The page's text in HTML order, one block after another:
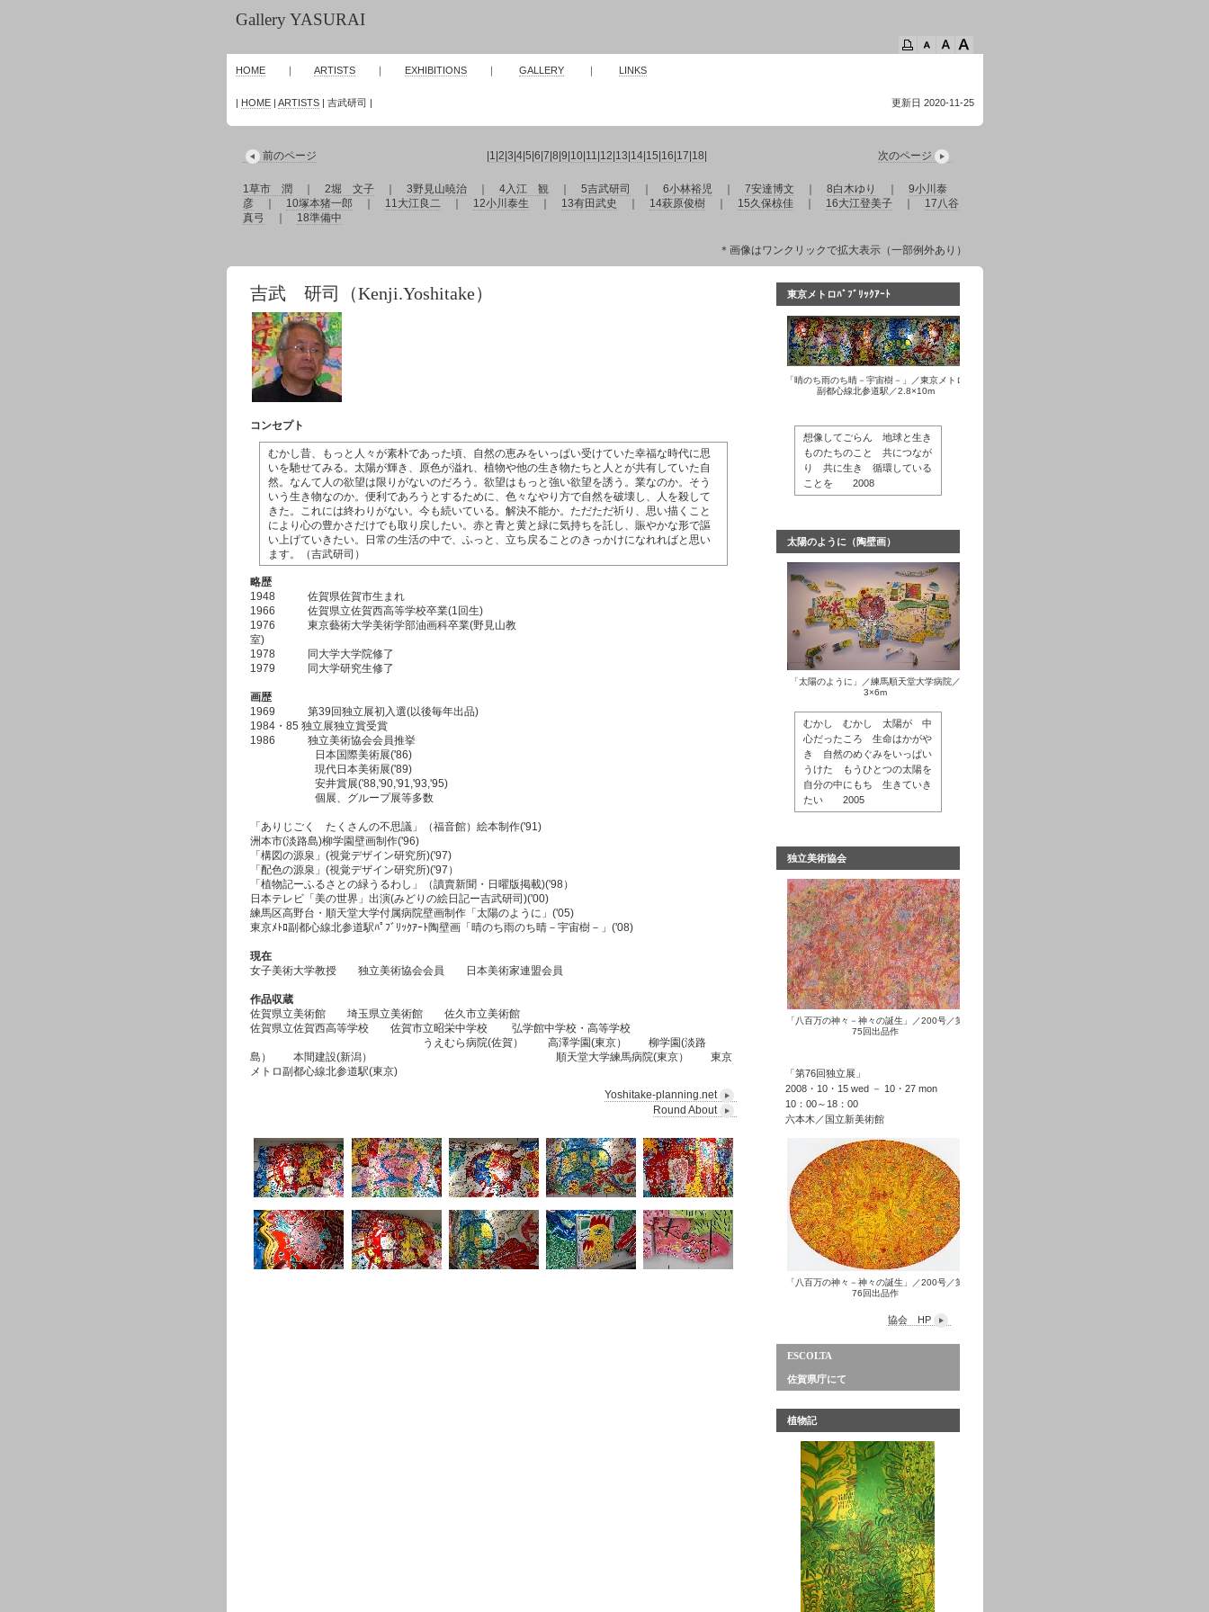
Gallery YASURAI
HOME｜ ARTISTS｜ EXHIBITIONS｜ GALLERY｜ LINKS
| HOME| ARTISTS| 吉武研司 | 更新日 2020-11-25
前のページ 1 |2 |3 |4 |5 |6 |7 |8 |9 10 11 12 13 14 15 16 17 18 次のページ
1草市 潤 2堀 文子｜ 3野見山暁治｜ 4入江 観｜ 5吉武研司 6小林裕児｜ 7安達博文 8白木ゆり
9小川泰
彦｜ 10塚本猪一郎 11大江良二｜ 12小川泰生 13有田武史 14萩原俊樹｜ 15久保椋佳｜ 16大江登美子｜
17八谷
真弓
18準備中
＊画像はワンクリックで拡大表示（一部例外あり）
吉武 研司（Kenji.Yoshitake）
コンセプト
むかし昔、もっと人々が素朴であった頃、自然の恵みをいっぱい受けていた幸福な時代に思
いを馳せてみる。太陽が輝き、原色が溢れ、植物や他の生き物たちと人とが共有していた自
然。なんて人の欲望は限りがないのだろう。欲望はもっと強い欲望を誘う。業なのか。そう
いう生き物なのか。便利であろうとするために、色々なやり方で自然を破壊し、人を殺して
きた。これには終わりがない。今も続いている。解決不能か。ただただ祈り、思い描くこと
により心の豊かさだけでも取り戻したい。赤と青と黄と緑に気持ちを託し、賑やかな形で謳
い上げていきたい。日常の生活の中で、ふっと、立ち戻ることのきっかけになれればと思い
ます。（吉武研司）
略歴
1948 佐賀県佐賀市生まれ
1966 佐賀県立佐賀西高等学校卒業(1回生)
1976 東京藝術大学美術学部油画科卒業(野見山教
室)
1978 同大学大学院修了
1979 同大学研究生修了
画歴
1969 第39回独立展初入選(以後毎年出品)
1984・85 独立展独立賞受賞
1986 独立美術協会会員推挙
日本国際美術展('86)
現代日本美術展('89)
安井賞展('88,'90,'91,'93,'95)
個展、グループ展等多数
「ありじごく たくさんの不思議」（福音館）絵本制作('91)
洲本市(淡路島)柳学園壁画制作('96)
「構図の源泉」(視覚デザイン研究所)('97)
「配色の源泉」(視覚デザイン研究所)('97）
「植物記ーふるさとの緑うるわし」（讀賣新聞・日曜版掲載)('98）
日本テレビ「美の世界」出演(みどりの絵日記ー吉武研司)('00)
練馬区高野台・順天堂大学付属病院壁画制作「太陽のように」('05)
東京ﾒﾄﾛ副都心線北参道駅ﾊﾟﾌﾞﾘｯｸｱｰﾄ陶壁画「晴のち雨のち晴－宇宙樹－」('08)
現在
女子美術大学教授 独立美術協会会員 日本美術家連盟会員
作品収蔵
佐賀県立美術館 埼玉県立美術館 佐久市立美術館
佐賀県立佐賀西高等学校 佐賀市立昭栄中学校 弘学館中学校・高等学校
うえむら病院(佐賀） 高澤学園(東京） 柳学園(淡路
島） 本間建設(新潟） 順天堂大学練馬病院(東京） 東京
メトロ副都心線北参道駅(東京)
Yoshitake-planning.net
Round About
東京メトロﾊﾟﾌﾞﾘｯｸｱｰﾄ
「晴のち雨のち晴－宇宙樹－」／東京メトロ
副都心線北参道駅／2.8×10m
想像してごらん 地球と生き
ものたちのこと 共につなが
り 共に生き 循環している
ことを 2008
太陽のように（陶壁画）
「太陽のように」／練馬順天堂大学病院／
3×6m
むかし むかし 太陽が 中
心だったころ 生命はかがや
き 自然のめぐみをいっぱい
うけた もうひとつの太陽を
自分の中にもち 生きていき
たい 2005
独立美術協会
「八百万の神々－神々の誕生」／200号／第
75回出品作
「第76回独立展」
2008・10・15 wed － 10・27 mon
10：00～18：00
六本木／国立新美術館
「八百万の神々－神々の誕生」／200号／第
76回出品作
協会 HP
ESCOLTA
佐賀県庁にて
植物記